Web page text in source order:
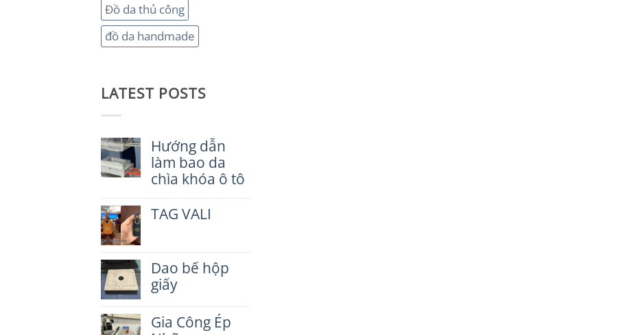
Đồ da thủ công
đồ da handmade
LATEST POSTS
Hướng dẫn
làm bao da
chìa khóa ô tô
có
bình
dẫn
làm
bao
khóa
TAG VALI
luận
ở
TAG
Dao bế hộp
giấy
bình
Gia Công Ép